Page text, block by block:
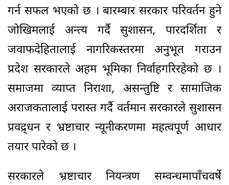
गर्न सफल भएको छ । बारम्बार सरकार परिवर्तन हुने
जोखिमलाई अन्त्य गर्दै सुशासन, पारदर्शिता र
जवाफदेहितालाई नागरिकस्तरमा अनुभूत गराउन
प्रदेश सरकारले अहम भूमिका निर्वाहगरिरहेको छ ।
समाजमा व्याप्त निराशा, असन्तुष्टि र सामाजिक
अराजकतालाई परास्त गर्दै वर्तमान सरकारले सुशासन
प्रवद्र्धन र भ्रष्टाचार न्यूनीकरणमा महत्वपूर्ण आधार
तयार पारेको छ ।
सरकारले भ्रष्टाचार नियन्त्रण सम्वन्धमापाँचवर्षे